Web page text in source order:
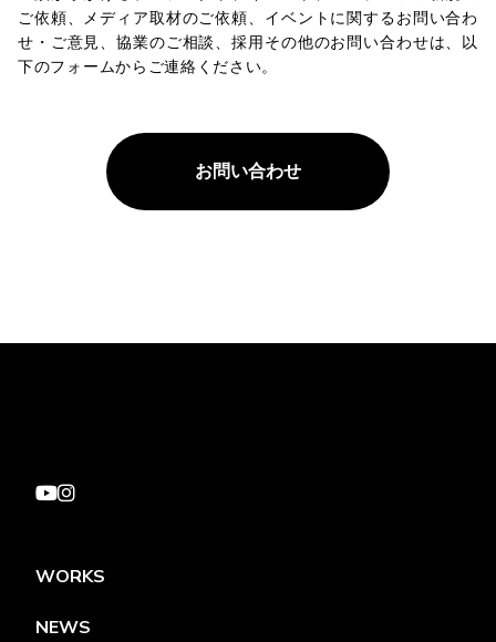
ご依頼、メディア取材のご依頼、イベントに関するお問い合わ
せ・ご意見、協業のご相談、採用その他のお問い合わせは、以
下のフォームからご連絡ください。
お問い合わせ
WORKS
NEWS